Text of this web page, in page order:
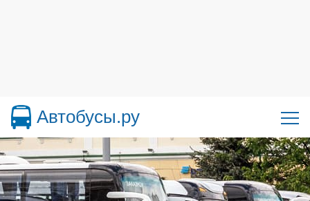
Автобусы.ру